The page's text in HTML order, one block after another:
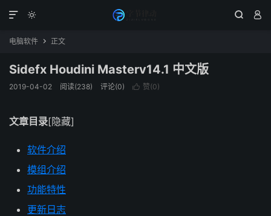
  

电脑软件  正文
Sidefx Houdini Masterv14.1 中文版
2019-04-02 阅读(238) 评论(0)  赞(0)
文章目录[隐藏]
软件介绍
模组介绍
功能特性
更新日志